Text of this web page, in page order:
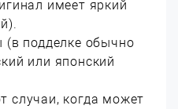
имеет яркий
(в подделке обычно
или японский
случаи, когда может